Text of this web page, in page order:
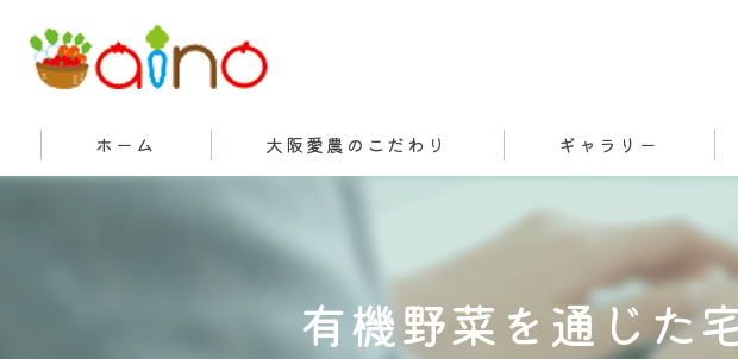
ホーム 大阪愛農のこだわり
有機栽培とは
ギャラリー
有機野菜を通じた